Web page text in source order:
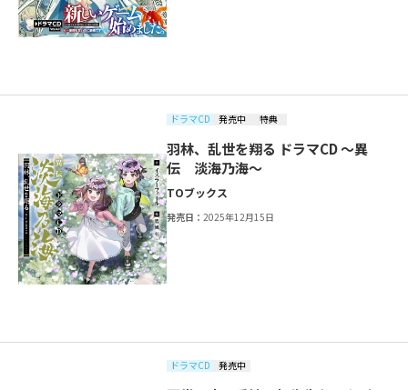
ドラマCD 発売中 特典
羽林、乱世を翔る ドラマCD ～異
伝 淡海乃海～
TOブックス
発売日：2025年12月15日
ドラマCD 発売中